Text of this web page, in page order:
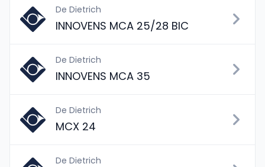
De Dietrich
INNOVENS MCA 25/28 BIC
De Dietrich
INNOVENS MCA 35
De Dietrich
MCX 24
De Dietrich